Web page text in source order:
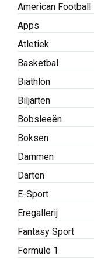
American Football
Apps
Atletiek
Basketbal
Biathlon
Biljarten
Bobsleeën
Boksen
Dammen
Darten
E-Sport
Eregallerij
Fantasy Sport
Formule 1